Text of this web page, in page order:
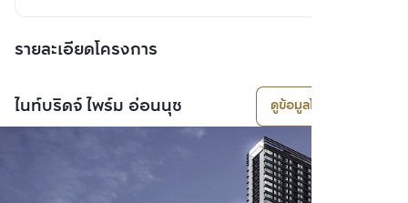
รายละเอียดโครงการ
ไนท์บริดจ์ ไพร์ม อ่อนนุช ดูข้อมูลโครงการ